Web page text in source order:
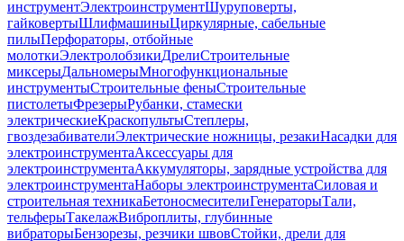
инструментЭлектроинструментШуруповерты,
гайковертыШлифмашиныЦиркулярные, сабельные
пилыПерфораторы, отбойные
молоткиЭлектролобзикиДрелиСтроительные
миксерыДальномерыМногофункциональные
инструментыСтроительные феныСтроительные
пистолетыФрезерыРубанки, стамески
электрическиеКраскопультыСтеплеры,
гвоздезабивателиЭлектрические ножницы, резакиНасадки для
электроинструментаАксессуары для
электроинструментаАккумуляторы, зарядные устройства для
электроинструментаНаборы электроинструментаСиловая и
строительная техникаБетоносмесителиГенераторыТали,
тельферыТакелажВиброплиты, глубинные
вибраторыБензорезы, резчики швовСтойки, дрели для